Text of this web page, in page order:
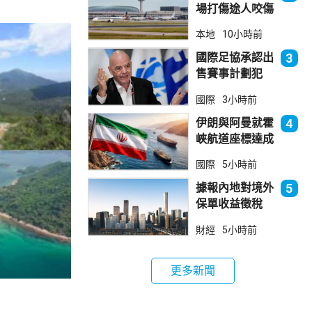
場打傷途人咬傷
法院判囚
本地 10小時前
國際足協承認出
售賽事計劃犯
持恩芬天奴
3
國際 3小時前
伊朗與阿曼就霍
峽航道座標達成
部分途經伊朗領
海
4
國際 5小時前
據報內地對境外
保單收益徵稅
倫敦股價急跌
5
財經 5小時前
更多新聞